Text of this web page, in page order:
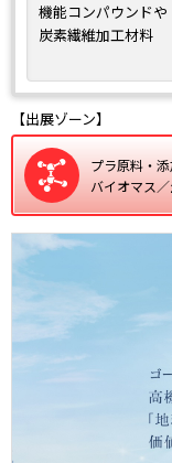
機能コンパウンドや
炭素繊維加工材料
また
ポリエチレンやポリ
バッチ添加剤、
リサイクル樹脂を活
ンパウンド、
焼却時のCO2排出
などのサステナブル
・生分解性改質マ
・生分解性PP不織布
・CO2排出量削減マ
・リサイクル樹脂
・熱伝導性コンパ
・摺動性コンパウ
・高耐熱コンパウ
・導電性・EMIシ
【出展ゾーン】
プラ原料・
バイオマス